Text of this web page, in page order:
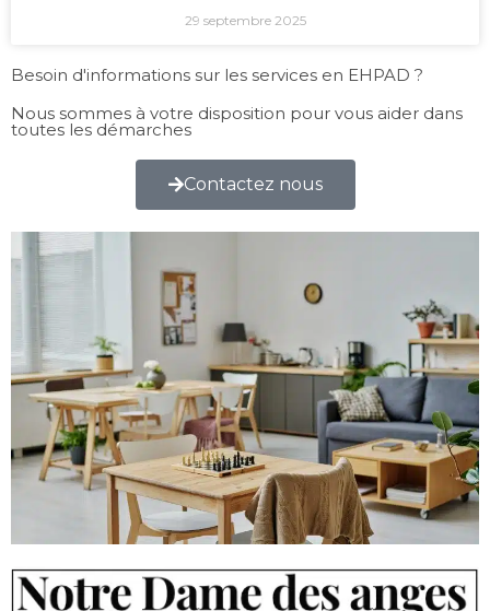
29 septembre 2025
Besoin d'informations sur les services en EHPAD ?
Nous sommes à votre disposition pour vous aider dans
toutes les démarches
Contactez nous